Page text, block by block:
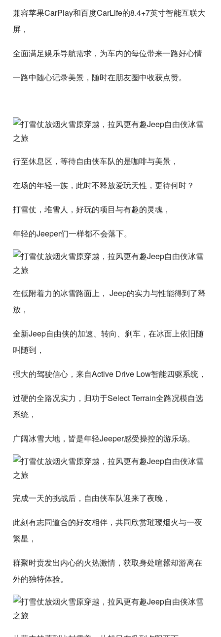
兼容苹果CarPlay和百度CarLife的8.4+7英寸智能互联大
屏，
全面满足娱乐导航需求，为车内的每位带来一路好心情
一路中随心记录美景，随时在朋友圈中收获点赞。
行至休息区，等待自由侠车队的是咖啡与美景，
在场的年轻一族，此时不释放爱玩天性，更待何时？
打雪仗，堆雪人，好玩的项目与有趣的灵魂，
年轻的Jeeper们一样都不会落下。
在低附着力的冰雪路面上， Jeep的实力与性能得到了释
放，
全新Jeep自由侠的加速、转向、刹车，在冰面上依旧随
叫随到，
强大的驾驶信心，来自Active Drive Low智能四驱系统，
过硬的全路况实力，归功于Select Terrain全路况模自选
系统，
广阔冰雪大地，皆是年轻Jeeper感受操控的游乐场。
完成一天的挑战后，自由侠车队迎来了夜晚，
此刻有志同道合的好友相伴，共同欣赏璀璨烟火与一夜
繁星，
群聚时贲发出内心的火热激情，获取身处喧嚣却游离在
外的独特体验。